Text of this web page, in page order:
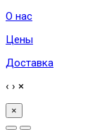
О нас
Цены
Доставка
‹ › ×
×